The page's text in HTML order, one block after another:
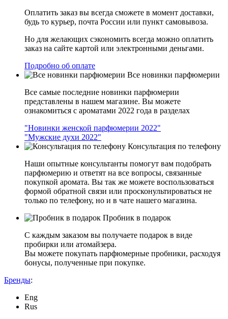
Оплатить заказ вы всегда сможете в момент доставки,
будь то курьер, почта России или пункт самовывоза.
Но для желающих сэкономить всегда можно оплатить
заказ на сайте картой или электронными деньгами.
Подробно об оплате
Все новинки парфюмерии
Все самые последние новинки парфюмерии
представлены в нашем магазине. Вы можете
ознакомиться с ароматами 2022 года в разделах
"Новинки женской парфюмерии 2022"
"Мужские духи 2022"
Консультация по телефону
Наши опытные консультанты помогут вам подобрать
парфюмерию и ответят на все вопросы, связанные
покупкой аромата. Вы так же можете воспользоваться
формой обратной связи или просконультироваться не
только по телефону, но и в чате нашего магазина.
Пробник в подарок
С каждым заказом вы получаете подарок в виде
пробирки или атомайзера.
Вы можете покупать парфюмерные пробники, расходуя
бонусы, полученные при покупке.
Бренды:
Eng
Rus